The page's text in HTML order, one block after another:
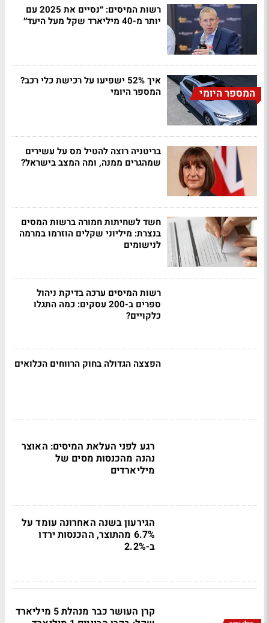
רשות המיסים: ״נסיים את 2025 עם
יותר מ-40 מיליארד שקל מעל היעד״
המספר היומי
איך 52% ישפיעו על רכישת כלי רכב?
המספר היומי
בריטניה רוצה להטיל מס על עשירים
שמהגרים ממנה, ומה המצב בישראל?
חשד לשחיתות חמורה ברשות המסים
בנצרת: מיליוני שקלים הוזרמו במרמה
לנישומים
רשות המיסים ערכה בדיקת ניהול
ספרים ב-200 עסקים: כמה התגלו
כלקויים?
הפצצה הגדולה בחוק הרווחים הכלואים
רגע לפני העלאת המיסים: האוצר
נהנה מהכנסות מסים של
מיליארדים
הגירעון בשנה האחרונה עומד על
6.7% מהתוצר, ההכנסות ירדו
ב-2.2%
קרן העושר כבר מנהלת 5 מיליארד